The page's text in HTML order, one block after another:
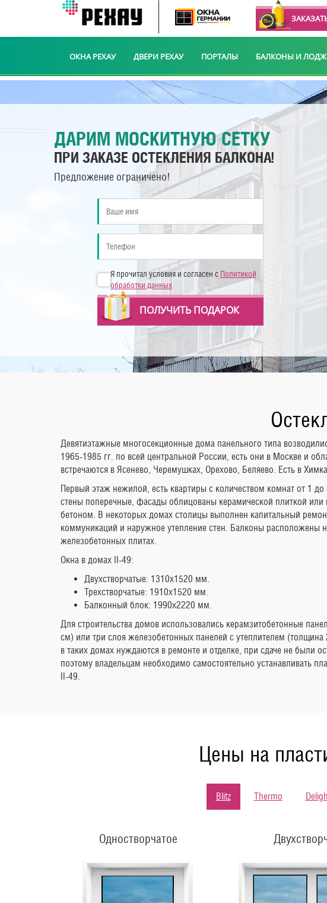
ОКНА РЕХАУ ДВЕРИ РЕХАУ ПОРТАЛЫ БАЛКОНЫ И
ДАРИМ МОСКИТНУЮ СЕТКУ
ПРИ ЗАКАЗЕ ОСТЕКЛЕНИЯ БАЛКОНА!
Предложение ограничено!
Я прочитал условия и согласен с Политикой
обработки данных
ПОЛУЧИТЬ ПОДАРОК
Девятиэтажные многосекционные дома панельного типа
1965-1985 гг. по всей центральной России, есть они в Москве и
встречаются в Ясенево, Черемушках, Орехово, Беляево. Есть в
Первый этаж нежилой, есть квартиры с количеством комнат от 1
стены поперечные, фасады облицованы керамической плиткой или
бетоном. В некоторых домах столицы выполнен капитальный
коммуникаций и наружное утепление стен. Балконы расположены
железобетонных плитах.
Окна в домах II-49:
Двухстворчатые: 1310х1520 мм.
Трехстворчатые: 1910х1520 мм.
Балконный блок: 1990х2220 мм.
Для строительства домов использовались керамзитобетонные
см) или три слоя железобетонных панелей с утеплителем
в таких домах нуждаются в ремонте и отделке, при сдаче не были
поэтому владельцам необходимо самостоятельно устанавливать
II-49.
Цены на
Blitz Thermo
Одностворчатое